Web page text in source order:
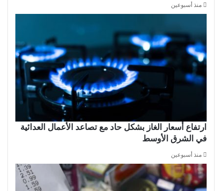
منذ أسبوعين
ارتفاع أسعار الغاز بشكل حاد مع تصاعد الأعمال العدائية
في الشرق الأوسط
منذ أسبوعين